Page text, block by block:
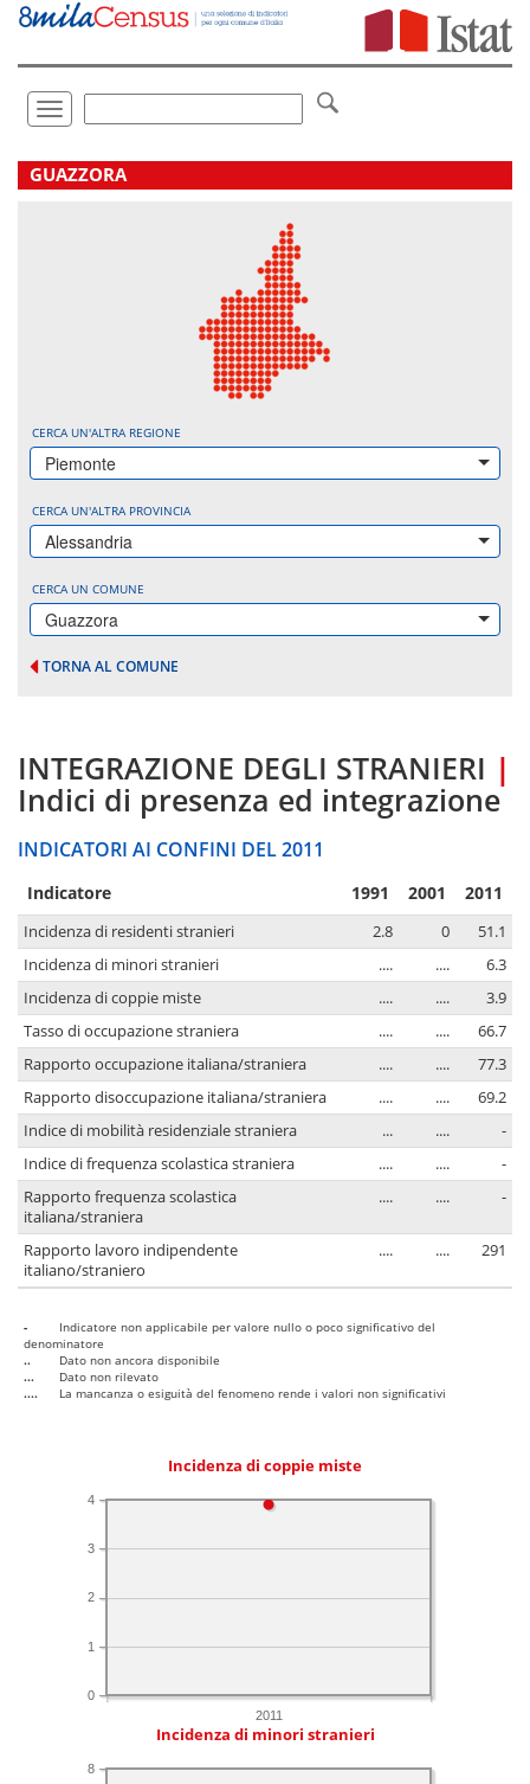
Vai
direttamente
Toggle
navigation
.
GUAZZORA
CERCA UN'ALTRA REGIONE
Piemonte
CERCA UN'ALTRA PROVINCIA
Alessandria
CERCA UN COMUNE
Guazzora
TORNA AL COMUNE
INTEGRAZIONE DEGLI STRANIERI |
Indici di presenza ed integrazione
INDICATORI AI CONFINI DEL 2011
Indicatore 1991 2001 2011
Incidenza di residenti stranieri 2.8 0
51.1
Incidenza di minori stranieri
.... ....
6.3
Incidenza di coppie miste
.... ....
3.9
Tasso di occupazione straniera
.... ....
66.7
Rapporto occupazione italiana/straniera
.... ....
77.3
Rapporto disoccupazione italiana/straniera
.... ....
69.2
Indice di mobilità residenziale straniera
... ....
-
Indice di frequenza scolastica straniera
.... ....
-
Rapporto frequenza scolastica
italiana/straniera
.... .... -
Rapporto lavoro indipendente
italiano/straniero
.... .... 291
-
Indicatore non applicabile per valore nullo o poco significativo del
denominatore
..
Dato non ancora disponibile
...
Dato non rilevato
....
La mancanza o esiguità del fenomeno rende i valori non significativi
Incidenza di coppie miste
2011
0
1
2
3
4
Incidenza di minori stranieri
8